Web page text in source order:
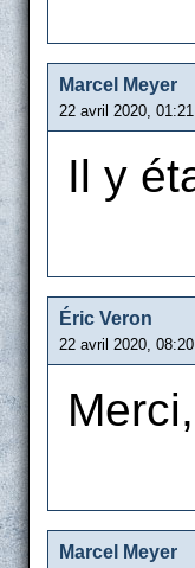
Marcel Meyer
22 avril 2020,
Il y
Éric Veron
22 avril 2020,
Marcel Meyer